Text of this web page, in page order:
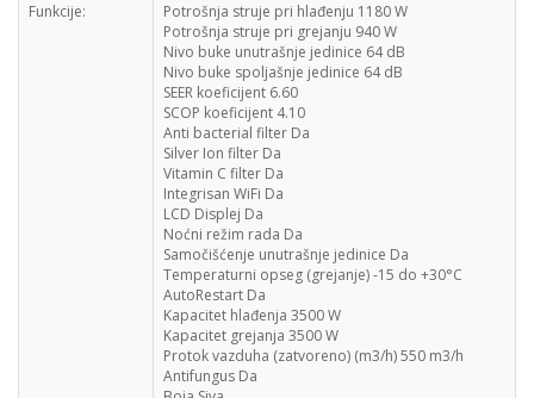
Funkcije:
Potrošnja struje pri hlađenju 1180 W
Potrošnja struje pri grejanju 940 W
Nivo buke unutrašnje jedinice 64 dB
Nivo buke spoljašnje jedinice 64 dB
SEER koeficijent 6.60
SCOP koeficijent 4.10
Anti bacterial filter Da
Silver Ion filter Da
Vitamin C filter Da
Integrisan WiFi Da
LCD Displej Da
Noćni režim rada Da
Samočišćenje unutrašnje jedinice Da
Temperaturni opseg (grejanje)-15 do +30°C
AutoRestart Da
Kapacitet hlađenja 3500 W
Kapacitet grejanja 3500 W
Protok vazduha (zatvoreno) (m3/h)550 m3/h
Antifungus Da